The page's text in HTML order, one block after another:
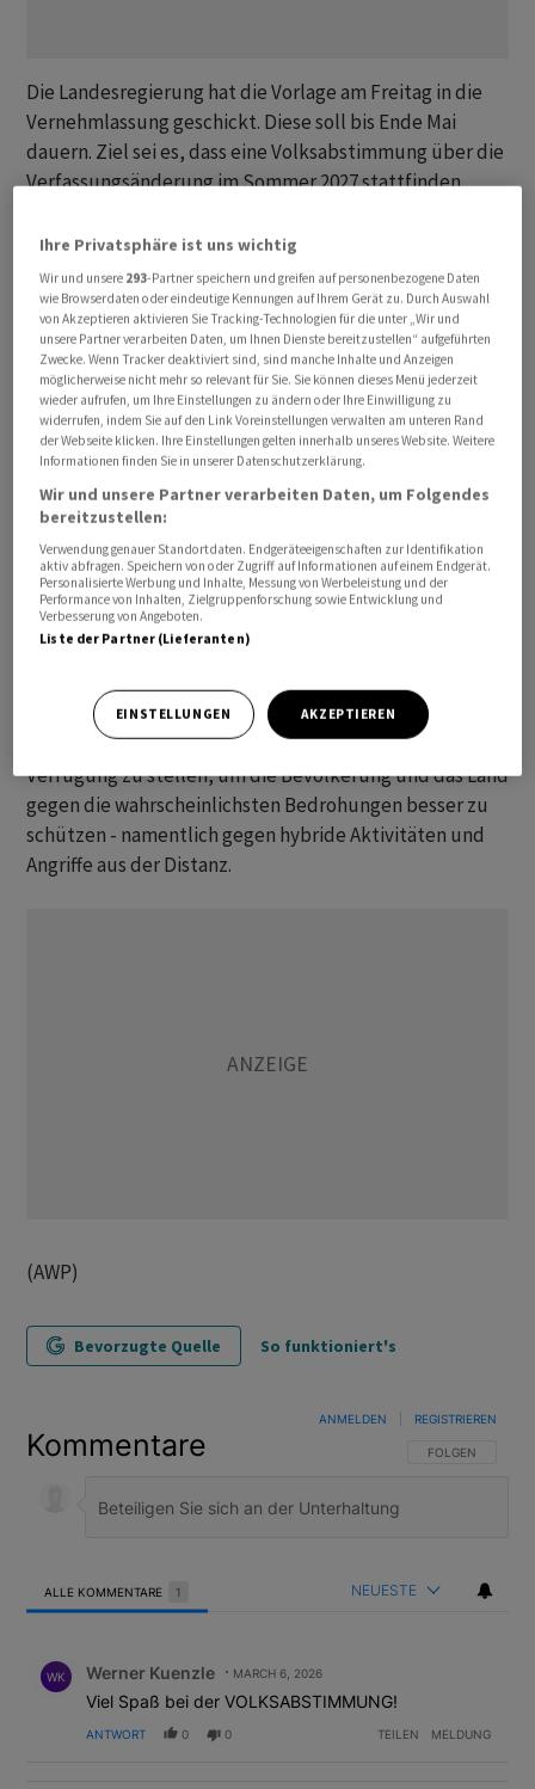
Die Landesregierung hat die Vorlage am Freitag in die
Vernehmlassung geschickt. Diese soll bis Ende Mai
dauern. Ziel sei es, dass eine Volksabstimmung über die
Verfassungsänderung im Sommer 2027 stattfinden
So könnte die befristete Mehrwertsteuererhöhung im
Falle einer Annahme durch das Stimmvolk per Anfang
2028 in Kraft treten, rechnete der Bundesrat vor.
Dadurch werde «der Bedrohungslage Rechnung
getragen und die Sicherheit und Verteidigung
gestärkt».
vorgeschlagene Mehrwertsteuererhöhung zur Stärkung
der Sicherheit und Verteidigung der Schweiz war bei
ihrer Ankündigung auf massive Kritik gestossen. Bei den
Parteien hatte neben der Mitte einzig die GLP die Pläne
des Bundesrats zumindest nicht kategorisch abgelehnt.
Die befristete Erhöhung soll es laut dem Bundesrat
ermöglichen, der Armee und den sicherheitsrelevanten
zivilen Bundesämtern jene finanziellen Mittel zur
Verfügung zu stellen, um die Bevölkerung und das Land
gegen die wahrscheinlichsten Bedrohungen besser zu
schützen - namentlich gegen hybride Aktivitäten und
Angriffe aus der Distanz.
(AWP)
Bevorzugte Quelle So funktioniert's
Kommentare FOLGE DIESER
FOLGEN
ANMELDEN REGISTRIEREN
ALLE KOMMENTARE 1 NEUESTE
WK Werner Kuenzle MARCH 6, 2026
Viel Spaß bei der VOLKSABSTIMMUNG!
ANTWORT 0 0 TEILEN MELDUNG
Ihre Privatsphäre ist uns wichtig
Wir und unsere 293-Partner speichern und greifen auf personenbezogene Daten
wie Browserdaten oder eindeutige Kennungen auf Ihrem Gerät zu. Durch Auswahl
von Akzeptieren aktivieren Sie Tracking-Technologien für die unter „Wir und
unsere Partner verarbeiten Daten, um Ihnen Dienste bereitzustellen“ aufgeführten
Zwecke. Wenn Tracker deaktiviert sind, sind manche Inhalte und Anzeigen
möglicherweise nicht mehr so relevant für Sie. Sie können dieses Menü jederzeit
wieder aufrufen, um Ihre Einstellungen zu ändern oder Ihre Einwilligung zu
widerrufen, indem Sie auf den Link Voreinstellungen verwalten am unteren Rand
der Webseite klicken. Ihre Einstellungen gelten innerhalb unseres Website. Weitere
Informationen finden Sie in unserer Datenschutzerklärung.
Wir und unsere Partner verarbeiten Daten, um Folgendes
bereitzustellen:
Verwendung genauer Standortdaten. Endgeräteeigenschaften zur Identifikation
aktiv abfragen. Speichern von oder Zugriff auf Informationen auf einem Endgerät.
Personalisierte Werbung und Inhalte, Messung von Werbeleistung und der
Performance von Inhalten, Zielgruppenforschung sowie Entwicklung und
Verbesserung von Angeboten.
Liste der Partner (Lieferanten)
EINSTELLUNGEN AKZEPTIEREN